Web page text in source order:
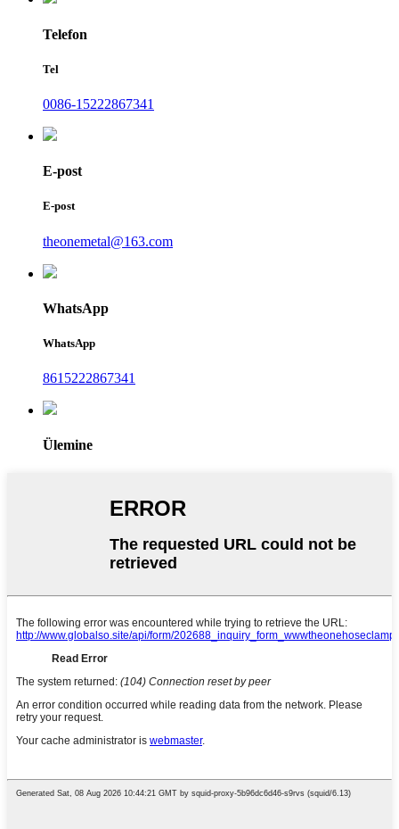
Telefon
Tel
0086-15222867341
E-post
E-post
theonemetal@163.com
WhatsApp
WhatsApp
8615222867341
Ülemine